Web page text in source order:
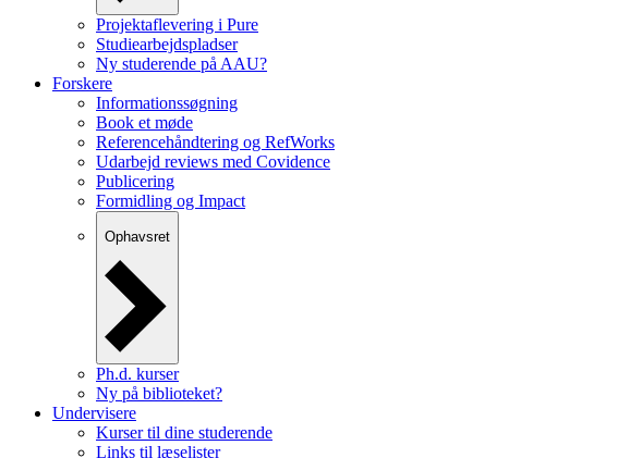
Projektaflevering i Pure
Studiearbejdspladser
Ny studerende på AAU?
Forskere
Informationssøgning
Book et møde
Referencehåndtering og RefWorks
Udarbejd reviews med Covidence
Publicering
Formidling og Impact
Ophavsret
Ph.d. kurser
Ny på biblioteket?
Undervisere
Kurser til dine studerende
Links til læselister